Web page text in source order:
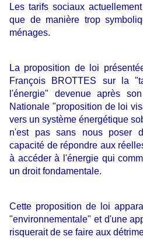
Les tarifs sociaux
que de manière trop
ménages.
La proposition de loi
François BROTTES sur la
l'énergie" devenue après
Nationale "proposition de loi
vers un système énergétique
n'est pas sans nous poser
capacité de répondre aux
à accéder à l'énergie qui
un droit fondamentale.
Cette proposition de loi
"environnementale" et d'une
risquerait de se faire aux